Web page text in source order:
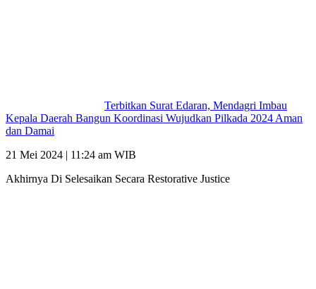
Terbitkan Surat Edaran, Mendagri Imbau
Kepala Daerah Bangun Koordinasi Wujudkan Pilkada 2024 Aman
dan Damai
21 Mei 2024 | 11:24 am WIB
Akhirnya Di Selesaikan Secara Restorative Justice